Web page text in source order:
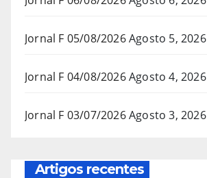
Jornal F 05/08/2026Agosto 5, 2026
Jornal F 04/08/2026Agosto 4, 2026
Jornal F 03/07/2026Agosto 3, 2026
Artigos recentes